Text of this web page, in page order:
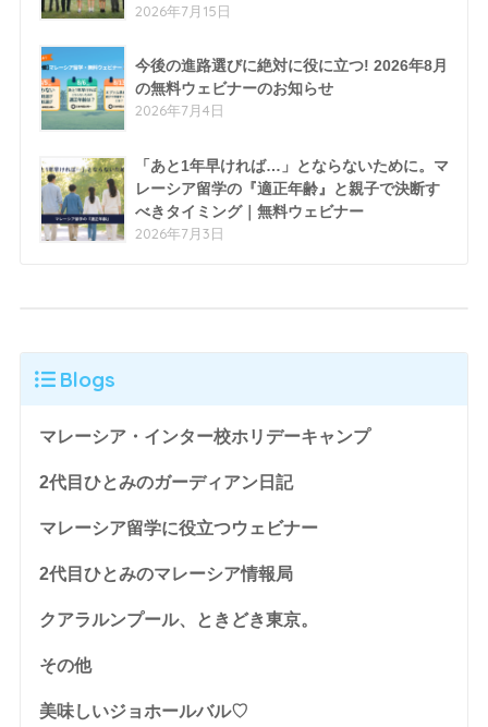
2026年7月15日
今後の進路選びに絶対に役に立つ! 2026年8月
の無料ウェビナーのお知らせ
2026年7月4日
「あと1年早ければ…」とならないために。マ
レーシア留学の『適正年齢』と親子で決断す
べきタイミング｜無料ウェビナー
2026年7月3日
Blogs
マレーシア・インター校ホリデーキャンプ
2代目ひとみのガーディアン日記
マレーシア留学に役立つウェビナー
2代目ひとみのマレーシア情報局
クアラルンプール、ときどき東京。
その他
美味しいジョホールバル♡